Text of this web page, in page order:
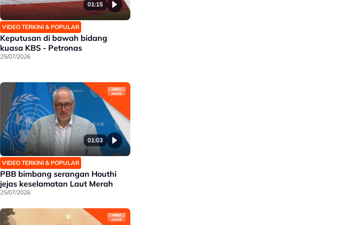
01:15
VIDEO TERKINI & POPULAR
Keputusan di bawah bidang
kuasa KBS - Petronas
25/07/2026
01:03
VIDEO TERKINI & POPULAR
PBB bimbang serangan Houthi
jejas keselamatan Laut Merah
25/07/2026